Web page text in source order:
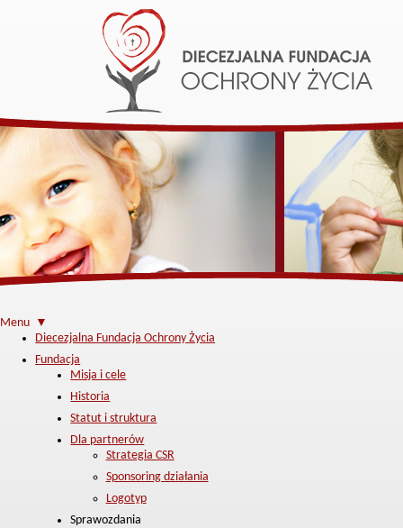
Menu ▼
Diecezjalna Fundacja Ochrony Życia
Fundacja
Misja i cele
Historia
Statut i struktura
Dla partnerów
Strategia CSR
Sponsoring działania
Logotyp
Sprawozdania